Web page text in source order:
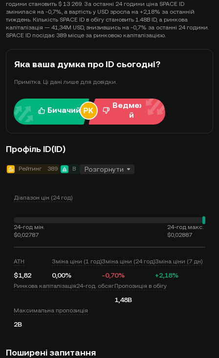
години становить $ 13 269. За останні 24 години ціна SPACE ID
змінилася на -0,7%, а вартість у USD зросла на +2,18% за останній
тиждень. Кількість SPACE ID в обігу становить 1.48B ID, а ринкова
капіталізація — 41,34M USD, знизившись на -0,7% за останні 24 години.
SPACE ID посідає 389 місце за ринковою капіталізацією.
Яка ваша думка про ID сьогодні?
Примітка. Ці дані лише для довідки.
Бичачий
Ведмежи
й
Профіль ID(ID)
Рейтинг 389 B Розгорнути
Діапазон цін (24 год)
24-год мін.
$0,02787
24-год макс.
$0,02887
ATH
$1,82
Зміна ціни (1 год)
0,00%
Зміна ціни (24 год)
-0,70%
Зміна ціни (7 дн)
+2,18%
Ринкова капіталізація24-год. обсягПропозиція в обігу
1,48B
Максимальна пропозиція
2B
Поширені запитання